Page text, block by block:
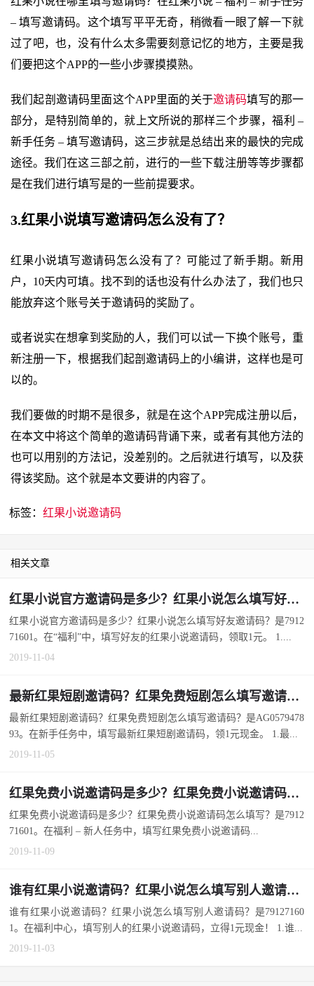
– 填写邀请码。这个填写平平无奇，稍微看一眼了解一下就
过了吧，也，没有什么太多需要刻意记忆的地方，主要是我
们要把这个APP的一些小步骤摸摸熟。
我们起剖邀请码里面这个APP里面的关于邀请码填写的那一
部分，是特别简单的，就上文所说的那样三个步骤，福利 –
新手任务 – 填写邀请码，这三步就是总结出来的最快的完成
途径。我们在这三部之前，进行的一些下载注册等等步骤都
是在我们进行填写是的一些前提要求。
3.红果小说填写邀请码怎么没有了？
红果小说填写邀请码怎么没有了？可能过了新手期。新用
户，10天内可填。找不到的话也没有什么办法了，我们也只
能放弃这个账号关于邀请码的奖励了。
或者说实在想拿到奖励的人，我们可以试一下换个账号，重
新注册一下，根据我们起剖邀请码上的小编讲，这样也是可
以的。
我们要做的时期不是很多，就是在这个APP完成注册以后，
在本文中将这个简单的邀请码背诵下来，或者有其他方法的
也可以用别的方法记，没差别的。之后就进行填写，以及获
得该奖励。这个就是本文要讲的内容了。
标签：红果小说邀请码
相关文章
红果小说官方邀请码是多少？红果小说怎么填写好友邀请码？
红果小说官方邀请码是多少？红果小说怎么填写好友邀请码？是7912
71601。在“福利”中，填写好友的红果小说邀请码，领取1元。 1....
2019-11-04
最新红果短剧邀请码？红果免费短剧怎么填写邀请码？
最新红果短剧邀请码？红果免费短剧怎么填写邀请码？是AG0579478
93。在新手任务中，填写最新红果短剧邀请码，领1元现金。 1.最...
2019-11-05
红果免费小说邀请码是多少？红果免费小说邀请码怎么填写？
红果免费小说邀请码是多少？红果免费小说邀请码怎么填写？是7912
71601。在福利 – 新人任务中，填写红果免费小说邀请码...
2019-11-09
谁有红果小说邀请码？红果小说怎么填写别人邀请码？
谁有红果小说邀请码？红果小说怎么填写别人邀请码？是79127160
1。在福利中心，填写别人的红果小说邀请码，立得1元现金！ 1.谁...
2019-11-03